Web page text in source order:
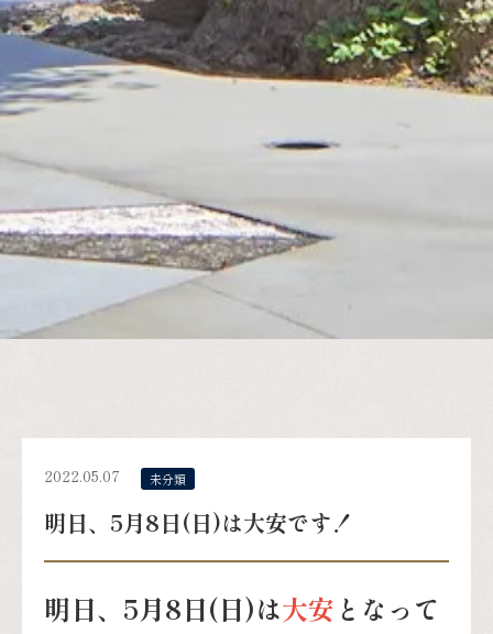
2022.05.07 未分類
明日、5月8日(日)は大安です！
明日、5月8日(日)は大安 となって